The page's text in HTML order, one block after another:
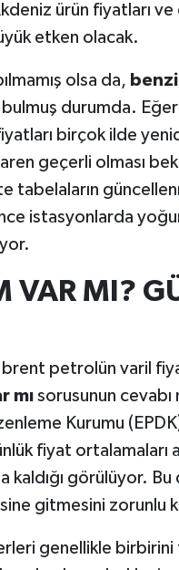
ürün fiyatları
etken olacak.
olsa da,
durumda.
birçok ilde
geçerli olması
tabelaların
istasyonlarda
VAR MI?
petrolün varil
mısorusunun cevabı
Kurumu
fiyat ortalamaları
kaldığı görülüyor.
gitmesini zorunlu
genellikle birbirini